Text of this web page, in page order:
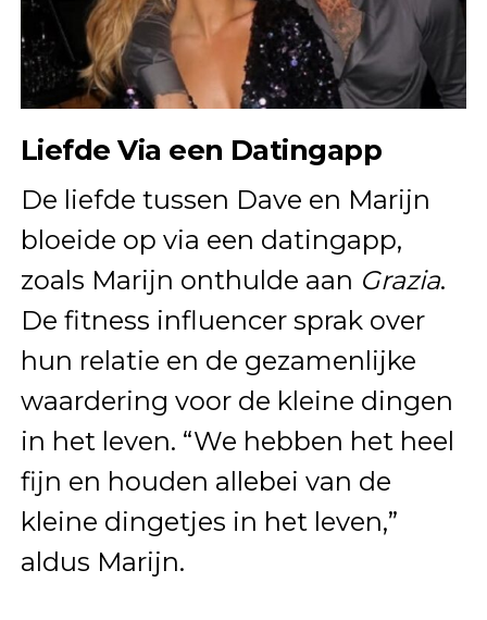
Liefde Via een Datingapp
De liefde tussen Dave en Marijn
bloeide op via een datingapp,
zoals Marijn onthulde aan Grazia.
De fitness influencer sprak over
hun relatie en de gezamenlijke
waardering voor de kleine dingen
in het leven. “We hebben het heel
fijn en houden allebei van de
kleine dingetjes in het leven,”
aldus Marijn.